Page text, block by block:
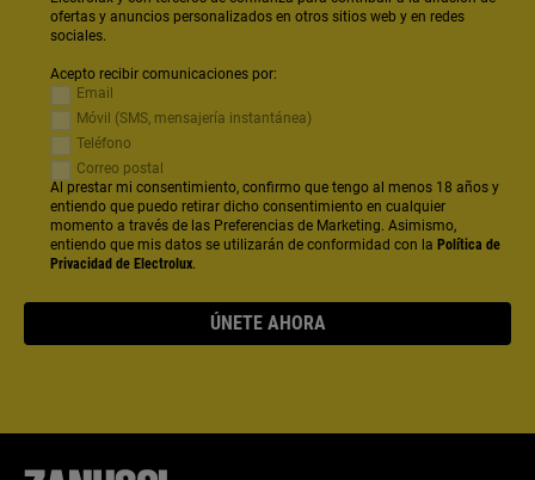
ofertas y anuncios personalizados en otros sitios web y en redes
sociales.
Acepto recibir comunicaciones por:
Email
Móvil (SMS, mensajería instantánea)
Teléfono
Correo postal
Al prestar mi consentimiento, confirmo que tengo al menos 18 años y
entiendo que puedo retirar dicho consentimiento en cualquier
momento a través de las Preferencias de Marketing. Asimismo,
entiendo que mis datos se utilizarán de conformidad con la Política de
Privacidad de Electrolux.
ÚNETE AHORA